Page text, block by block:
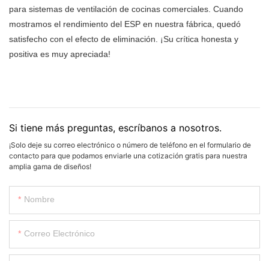
para sistemas de ventilación de cocinas comerciales. Cuando
mostramos el rendimiento del ESP en nuestra fábrica, quedó
satisfecho con el efecto de eliminación. ¡Su crítica honesta y
positiva es muy apreciada!
Si tiene más preguntas, escríbanos a nosotros.
¡Solo deje su correo electrónico o número de teléfono en el formulario de
contacto para que podamos enviarle una cotización gratis para nuestra
amplia gama de diseños!
Nombre
Correo Electrónico